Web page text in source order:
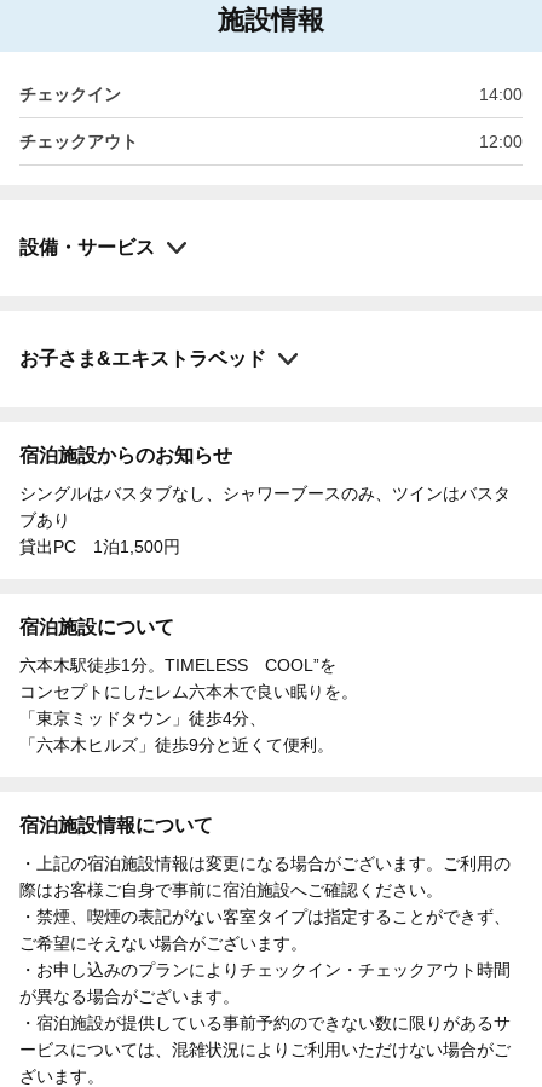
施設情報
チェックイン 14:00
チェックアウト 12:00
設備・サービス
お子さま&エキストラベッド
宿泊施設からのお知らせ
シングルはバスタブなし、シャワーブースのみ、ツインはバスタ
ブあり
貸出PC 1泊1,500円
宿泊施設について
六本木駅徒歩1分。TIMELESS COOL”を
コンセプトにしたレム六本木で良い眠りを。
「東京ミッドタウン」徒歩4分、
「六本木ヒルズ」徒歩9分と近くて便利。
宿泊施設情報について
・上記の宿泊施設情報は変更になる場合がございます。ご利用の
際はお客様ご自身で事前に宿泊施設へご確認ください。
・禁煙、喫煙の表記がない客室タイプは指定することができず、
ご希望にそえない場合がございます。
・お申し込みのプランによりチェックイン・チェックアウト時間
が異なる場合がございます。
・宿泊施設が提供している事前予約のできない数に限りがあるサ
ービスについては、混雑状況によりご利用いただけない場合がご
ざいます。